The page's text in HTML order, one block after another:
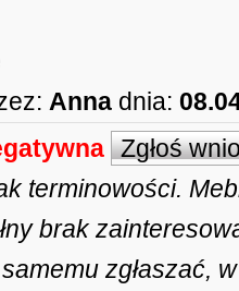
Anna dnia:
Zgłoś
terminowości.
brak
zgłaszać,